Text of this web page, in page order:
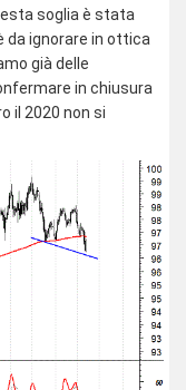
soglia è stata
da ignorare in ottica
già delle
in chiusura
il 2020 non si